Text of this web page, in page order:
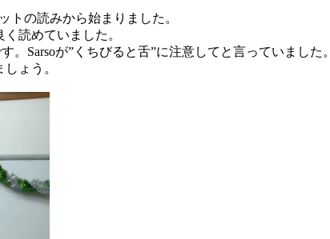
トの読みから始まりました。
読めていました。
Sarsoが”くちびると舌”に注意してと言っていました。
ょう。